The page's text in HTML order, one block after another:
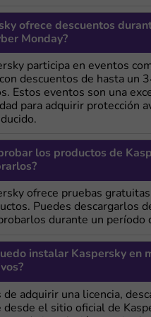
ofrece descuentos
Monday?
participa en eventos
descuentos de hasta un
Estos eventos son una
para adquirir protección
los productos de
ofrece pruebas
Puedes descargarlos
durante un período
instalar Kaspersky en
de adquirir una licencia,
desde el sitio oficial de